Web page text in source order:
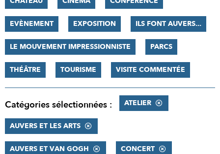
EVÈNEMENT EXPOSITION ILS FONT AUVERS...
LE MOUVEMENT IMPRESSIONNISTE PARCS
THÉÂTRE TOURISME VISITE COMMENTÉE
Catégories sélectionnées : ATELIER
AUVERS ET LES ARTS
AUVERS ET VAN GOGH CONCERT